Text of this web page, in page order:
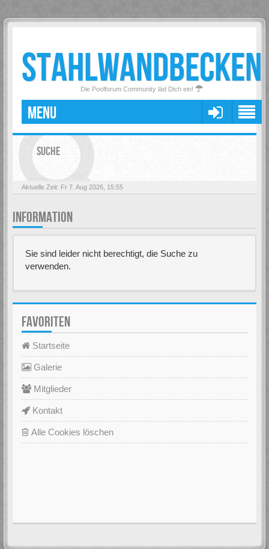
STAHLWANDBECKEN
Die Poolforum Community läd Dich ein!
MENU
SUCHE
Aktuelle Zeit: Fr 7. Aug 2026, 15:55
INFORMATION
Sie sind leider nicht berechtigt, die Suche zu
verwenden.
FAVORITEN
Startseite
Galerie
Mitglieder
Kontakt
Alle Cookies löschen